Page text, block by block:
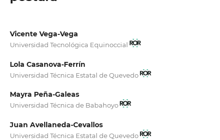
Vicente Vega-Vega
Universidad Tecnológica Equinoccial
Lola Casanova-Ferrín
Universidad Técnica Estatal de Quevedo
Mayra Peña-Galeas
Universidad Técnica de Babahoyo
Juan Avellaneda-Cevallos
Universidad Técnica Estatal de Quevedo